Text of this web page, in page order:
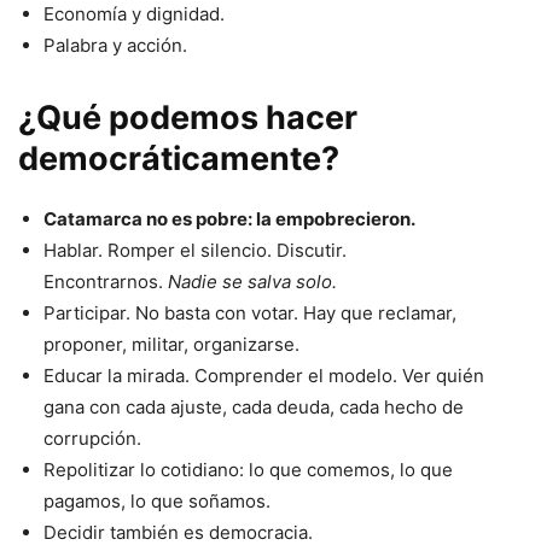
Economía y dignidad.
Palabra y acción.
¿Qué podemos hacer
democráticamente?
Catamarca no es pobre: la empobrecieron.
Hablar. Romper el silencio. Discutir.
Encontrarnos. Nadie se salva solo.
Participar. No basta con votar. Hay que reclamar,
proponer, militar, organizarse.
Educar la mirada. Comprender el modelo. Ver quién
gana con cada ajuste, cada deuda, cada hecho de
corrupción.
Repolitizar lo cotidiano: lo que comemos, lo que
pagamos, lo que soñamos.
Decidir también es democracia.